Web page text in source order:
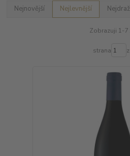
Nejnovější Nejlevnější
Zobrazuji 1-7
strana